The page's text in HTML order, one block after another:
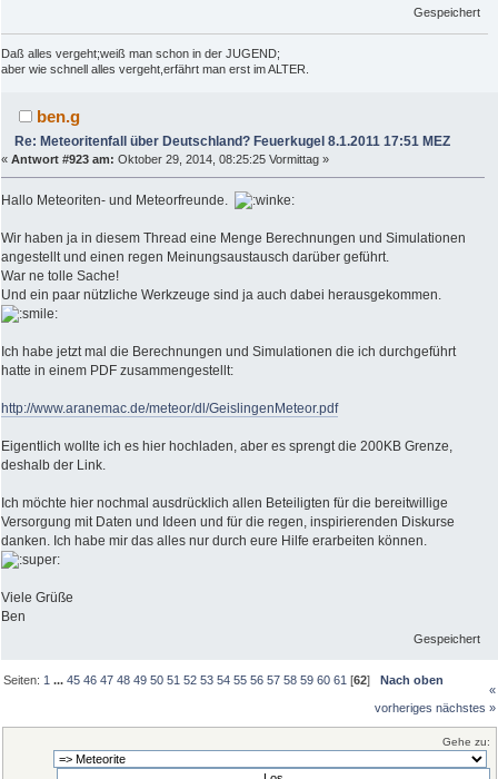
Gespeichert
Daß alles vergeht;weiß man schon in der JUGEND;
aber wie schnell alles vergeht,erfährt man erst im ALTER.
ben.g
Re: Meteoritenfall über Deutschland? Feuerkugel 8.1.2011 17:51 MEZ
« Antwort #923 am: Oktober 29, 2014, 08:25:25 Vormittag »
Hallo Meteoriten- und Meteorfreunde.
Wir haben ja in diesem Thread eine Menge Berechnungen und Simulationen
angestellt und einen regen Meinungsaustausch darüber geführt.
War ne tolle Sache!
Und ein paar nützliche Werkzeuge sind ja auch dabei herausgekommen.
Ich habe jetzt mal die Berechnungen und Simulationen die ich durchgeführt
hatte in einem PDF zusammengestellt:
http://www.aranemac.de/meteor/dl/GeislingenMeteor.pdf
Eigentlich wollte ich es hier hochladen, aber es sprengt die 200KB Grenze,
deshalb der Link.
Ich möchte hier nochmal ausdrücklich allen Beteiligten für die bereitwillige
Versorgung mit Daten und Ideen und für die regen, inspirierenden Diskurse
danken. Ich habe mir das alles nur durch eure Hilfe erarbeiten können.
Viele Grüße
Ben
Gespeichert
Seiten: 1 ...45 46 47 48 49 50 51 52 53 54 55 56 57 58 59 60 61 [62] Nach oben
«
vorheriges nächstes »
Gehe zu: